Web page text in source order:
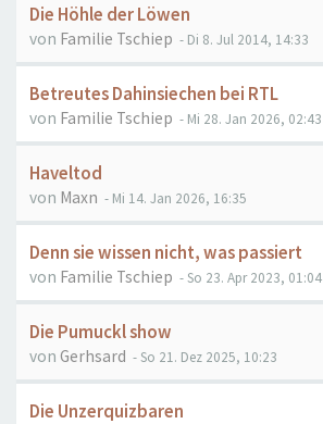
Die Höhle der Löwen
von Familie Tschiep - Di 8. Jul 2014, 14:33
Betreutes Dahinsiechen bei RTL
von Familie Tschiep - Mi 28. Jan 2026, 02:43
Haveltod
von Maxn - Mi 14. Jan 2026, 16:35
Denn sie wissen nicht, was passiert
von Familie Tschiep - So 23. Apr 2023, 01:04
Die Pumuckl show
von Gerhsard - So 21. Dez 2025, 10:23
Die Unzerquizbaren